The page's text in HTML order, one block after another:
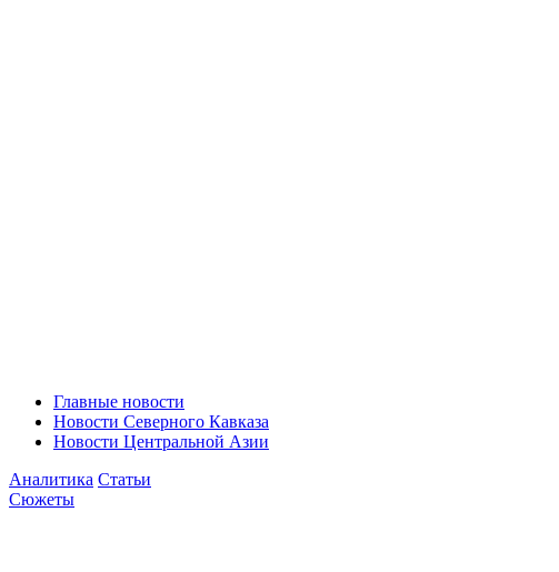
Главные новости
Новости Северного Кавказа
Новости Центральной Азии
Аналитика Статьи
Сюжеты